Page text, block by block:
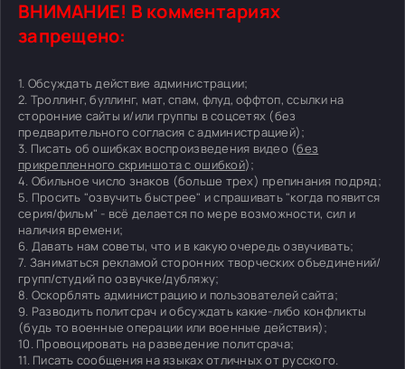
ВНИМАНИЕ! В комментариях
запрещено:
1. Обсуждать действие администрации;
2. Троллинг, буллинг, мат, спам, флуд, оффтоп, ссылки на
сторонние сайты и/или группы в соцсетях (без
предварительного согласия с администрацией);
3. Писать об ошибках воспроизведения видео (без
прикрепленного скриншота с ошибкой);
4. Обильное число знаков (больше трех) препинания подряд;
5. Просить "озвучить быстрее" и спрашивать "когда появится
серия/фильм" - всё делается по мере возможности, сил и
наличия времени;
6. Давать нам советы, что и в какую очередь озвучивать;
7. Заниматься рекламой сторонних творческих объединений/
групп/студий по озвучке/дубляжу;
8. Оскорблять администрацию и пользователей сайта;
9. Разводить политсрач и обсуждать какие-либо конфликты
(будь то военные операции или военные действия);
10. Провоцировать на разведение политсрача;
11. Писать сообщения на языках отличных от русского.